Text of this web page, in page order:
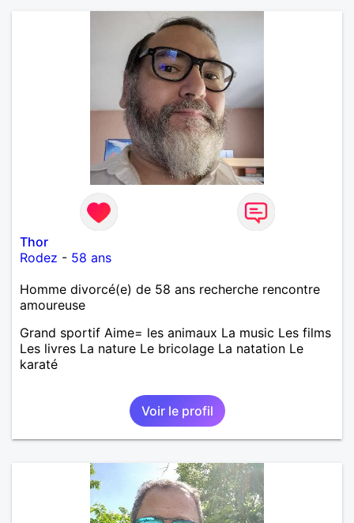
autant être trop locace. Je suis bourré de qualités
avec très peu de défauts. Je suis altruiste,
bienveillant, empathique, attentionné, honnête,
respectueux, doux de caractère et compréhensif : je
laisse « glisser » beaucoup de choses. Mais ne vous
m’éprenez pas Mesdames, si une personne que
j’aime me trahit une fois, il n’y aura pas de seconde
chance et je l’effacerai à « vitam eternam ».
Néanmoins, je suis un tout petit peu maniaque ainsi
qu’impatient. J’essaye de faire des efforts. Rien de
bien dramatique ! Du moins je le pense……Je suis un
homme facile à vivre. À vous si vous le souhaitez,
d’apprendre à me connaître davantage. J’en serai
ravi….A très bientôt je l’espère.
Thor
Rodez - 58 ans
Homme divorcé(e) de 58 ans recherche rencontre
amoureuse
Grand sportif Aime= les animaux La music Les films
Les livres La nature Le bricolage La natation Le
karaté
Voir le profil